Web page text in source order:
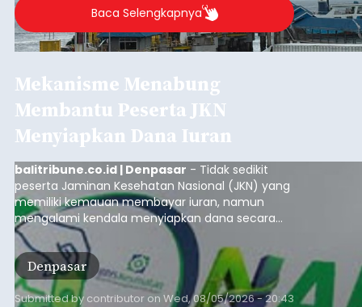
Baca Selengkapnya
Mekanisme Menabung
Membantu Peserta JKN
Menyiapkan Dana Iuran
balitribune.co.id | Denpasar - Tidak sedikit
peserta Jaminan Kesehatan Nasional (JKN) yang
memiliki kemauan membayar iuran, namun
mengalami kendala menyiapkan dana secara
penuh saat jatuh tempo pembayaran iuran.
Kondisi ini terutama dialami oleh peserta
segmen Pekerja Bukan Penerima Upah (PBPU)
yang memiliki penghasilan tidak tetap.
Denpasar
Submitted by contributor on Wed, 08/05/2026 - 20:43